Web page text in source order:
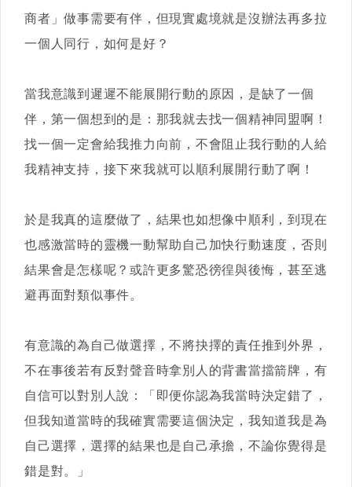
商者」做事需要有伴，但現實處境就是沒辦法再多拉
一個人同行，如何是好？
當我意識到遲遲不能展開行動的原因，是缺了一個
伴，第一個想到的是：那我就去找一個精神同盟啊！
找一個一定會給我推力向前，不會阻止我行動的人給
我精神支持，接下來我就可以順利展開行動了啊！
於是我真的這麼做了，結果也如想像中順利，到現在
也感激當時的靈機一動幫助自己加快行動速度，否則
結果會是怎樣呢？或許更多驚恐徬徨與後悔，甚至逃
避再面對類似事件。
有意識的為自己做選擇，不將抉擇的責任推到外界，
不在事後若有反對聲音時拿別人的背書當擋箭牌，有
自信可以對別人說：「即便你認為我當時決定錯了，
但我知道當時的我確實需要這個決定，我知道我是為
自己選擇，選擇的結果也是自己承擔，不論你覺得是
錯是對。」